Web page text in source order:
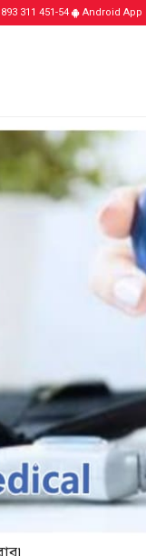
311 451-54 Android App